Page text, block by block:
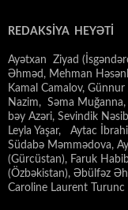
REDAKSİYA HEYƏTİ
Ayətxan Ziyad
Əhməd, Mehman
Kamal Camalov,
Nazim, Səma
bəy Azəri, Sevindik
Leyla Yaşar, Aytac
Südabə Məmmədova,
(Gürcüstan), Faruk
(Özbəkistan), Əbülfəz
Caroline Laurent Turunc